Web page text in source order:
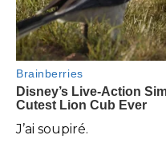
J’ai soupiré.